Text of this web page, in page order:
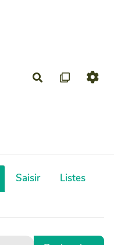
Rechercher
Saisir
Listes